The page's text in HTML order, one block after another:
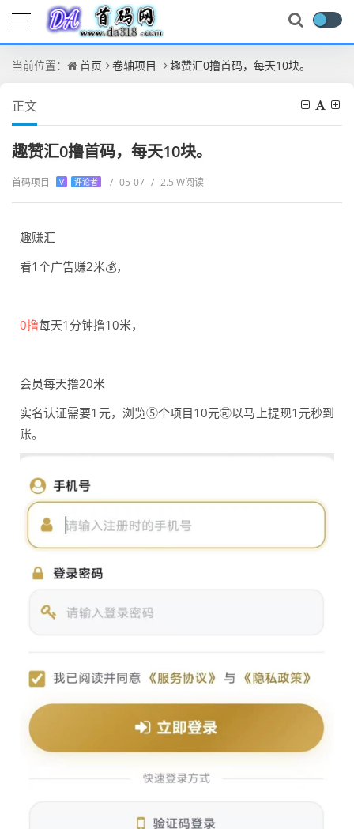
当前位置： 首页 卷轴项目 趣赞汇0撸首码，每天10块。
正文
趣赞汇0撸首码，每天10块。
首码项目 V 评论者 / 05-07 / 2.5 W阅读
趣赚汇
看1个广告赚2米💰，
0撸每天1分钟撸10米，
会员每天撸20米
实名认证需要1元，浏览⑤个项目10元🉑以马上提现1元秒到
账。